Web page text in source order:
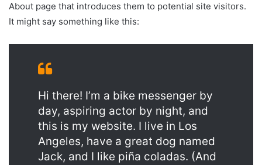
About page that introduces them to potential site visitors.
It might say something like this:
Hi there! I’m a bike messenger by
day, aspiring actor by night, and
this is my website. I live in Los
Angeles, have a great dog named
Jack, and I like piña coladas. (And